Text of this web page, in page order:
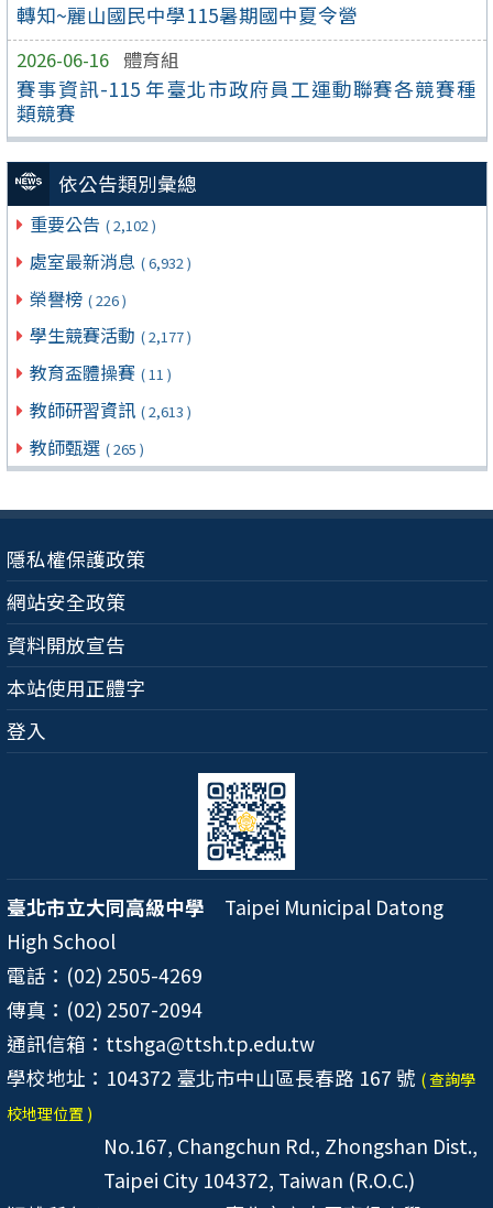
轉知~麗山國民中學115暑期國中夏令營
2026-06-16 體育組
賽事資訊-115 年臺北市政府員工運動聯賽各競賽種
類競賽
依公告類別彙總
重要公告 ( 2,102 )
處室最新消息 ( 6,932 )
榮譽榜 ( 226 )
學生競賽活動 ( 2,177 )
教育盃體操賽 ( 11 )
教師研習資訊 ( 2,613 )
教師甄選 ( 265 )
隱私權保護政策
網站安全政策
資料開放宣告
本站使用正體字
登入
臺北市立大同高級中學 Taipei Municipal Datong
High School
電話：(02) 2505-4269
傳真：(02) 2507-2094
通訊信箱：ttshga@ttsh.tp.edu.tw
學校地址：104372 臺北市中山區長春路 167 號 ( 查詢學
校地理位置 )
No.167, Changchun Rd., Zhongshan Dist.,
Taipei City 104372, Taiwan (R.O.C.)